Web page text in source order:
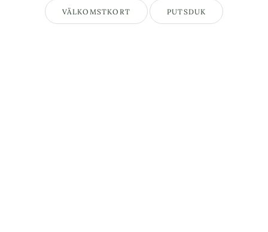
VÄLKOMSTKORT PUTSDUK